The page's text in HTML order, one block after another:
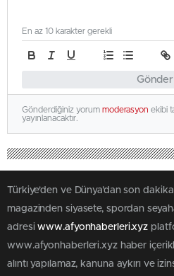
Gönder
En az 10 karakter gerekli
Gönderdiğiniz yorum moderasyon ekibi
yayınlanacaktır.
Türkiye'den ve Dünya’dan son dakika
magazinden siyasete, spordan
adresiwww.afyonhaberleri.xyz
www.afyonhaberleri.xyz haber
alıntı yapılamaz, kanuna aykırı ve